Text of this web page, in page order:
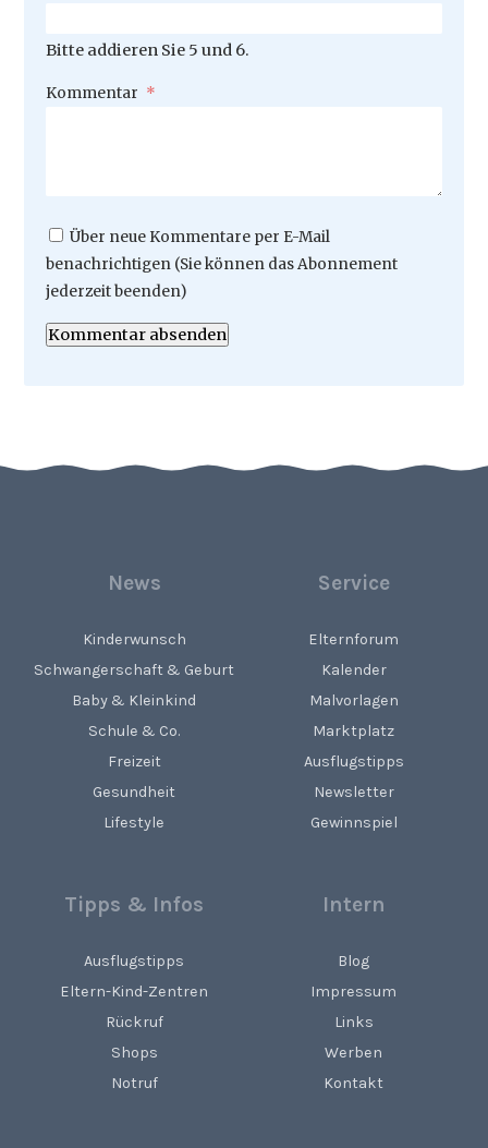
Bitte addieren Sie 5 und 6.
Pflichtfeld
Kommentar *
Über neue Kommentare per E-Mail
benachrichtigen (Sie können das Abonnement
jederzeit beenden)
Kommentar absenden
News
Kinderwunsch
Schwangerschaft & Geburt
Baby & Kleinkind
Schule & Co.
Freizeit
Gesundheit
Lifestyle
Service
Elternforum
Kalender
Malvorlagen
Marktplatz
Ausflugstipps
Newsletter
Gewinnspiel
Tipps & Infos
Ausflugstipps
Eltern-Kind-Zentren
Rückruf
Shops
Notruf
Intern
Blog
Impressum
Links
Werben
Kontakt